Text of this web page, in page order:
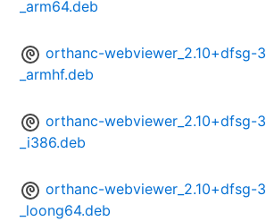
_arm64.deb
orthanc-webviewer_2.10+dfsg-3
_armhf.deb
orthanc-webviewer_2.10+dfsg-3
_i386.deb
orthanc-webviewer_2.10+dfsg-3
_loong64.deb